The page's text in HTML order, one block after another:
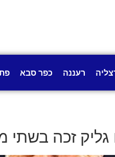
רעננה כפר סבא
גליק זכה